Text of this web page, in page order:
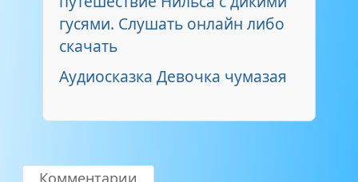
гусями. Слушать онлайн либо
скачать
Аудиосказка Девочка чумазая
Комментарии